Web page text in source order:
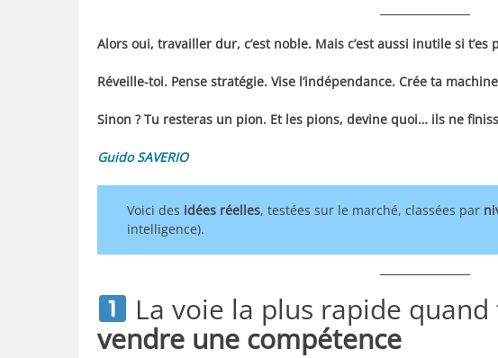
Alors oui, travailler dur, c’est noble. Mais c’est aussi inutile si t’es
Réveille-toi. Pense stratégie. Vise l’indépendance. Crée ta
Sinon ? Tu resteras un pion. Et les pions, devine quoi… ils ne
Guido SAVERIO
Voici des idées réelles, testées sur le marché, classées par
intelligence).
La voie la plus rapide
vendre une compétence